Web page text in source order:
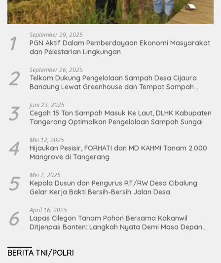
1 September 29, 2025
PGN Aktif Dalam Pemberdayaan Ekonomi Masyarakat
dan Pelestarian Lingkungan
2 September 26, 2025
Telkom Dukung Pengelolaan Sampah Desa Cijaura
Bandung Lewat Greenhouse dan Tempat Sampah
3 Juni 23, 2025
Cegah 15 Ton Sampah Masuk Ke Laut, DLHK Kabupaten
Tangerang Optimalkan Pengelolaan Sampah Sungai
4 Mei 12, 2025
Hijaukan Pesisir, FORHATI dan MD KAHMI Tanam 2.000
Mangrove di Tangerang
5 Mei 7, 2025
Kepala Dusun dan Pengurus RT/RW Desa Cibalung
Gelar Kerja Bakti Bersih-Bersih Jalan Desa
6 April 16, 2025
Lapas Cilegon Tanam Pohon Bersama Kakanwil
Ditjenpas Banten: Langkah Nyata Demi Masa Depan
BERITA TNI/POLRI